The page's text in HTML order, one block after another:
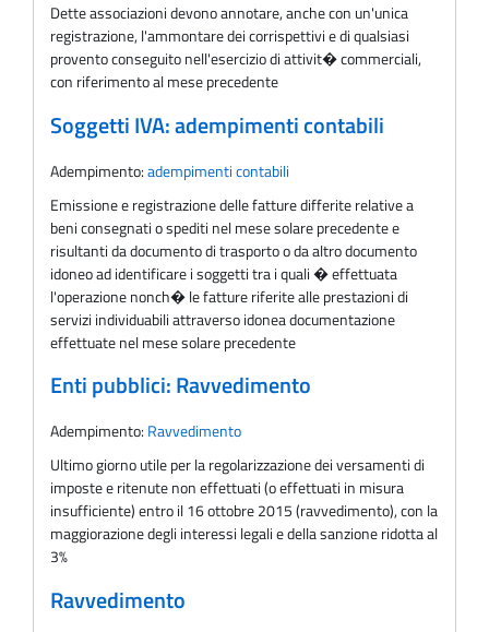
Dette associazioni devono annotare, anche con un'unica
registrazione, l'ammontare dei corrispettivi e di qualsiasi
provento conseguito nell'esercizio di attivit� commerciali,
con riferimento al mese precedente
Soggetti IVA: adempimenti contabili
Adempimento:adempimenti contabili
Emissione e registrazione delle fatture differite relative a
beni consegnati o spediti nel mese solare precedente e
risultanti da documento di trasporto o da altro documento
idoneo ad identificare i soggetti tra i quali � effettuata
l'operazione nonch� le fatture riferite alle prestazioni di
servizi individuabili attraverso idonea documentazione
effettuate nel mese solare precedente
Enti pubblici: Ravvedimento
Adempimento: Ravvedimento
Ultimo giorno utile per la regolarizzazione dei versamenti di
imposte e ritenute non effettuati (o effettuati in misura
insufficiente) entro il 16 ottobre 2015 (ravvedimento), con la
maggiorazione degli interessi legali e della sanzione ridotta al
3%
Ravvedimento